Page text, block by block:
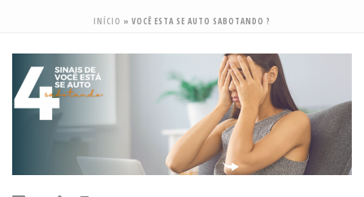
INÍCIO » VOCÊ ESTA SE AUTO SABOTANDO ?